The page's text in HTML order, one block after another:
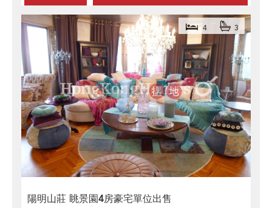
陽明山莊 眺景園4房豪宅單位出售
4 3